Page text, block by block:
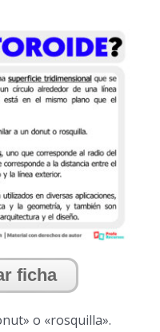
ficha
o «rosquilla».